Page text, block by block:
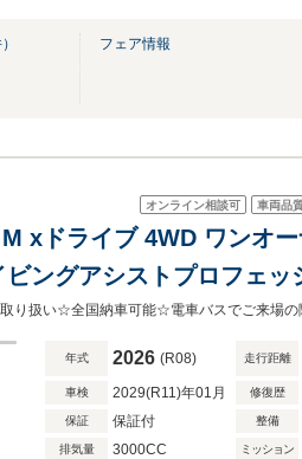
フェア情報
オンライン相談可 車両品
xドライブ 4WD ワンオ
ングアシストプロフェ
ス充電 追従型クルコン
19/20アルミホイール
年式 2026 (R08) 走行距離
車検 2029(R11)年01月 修復歴
保証 保証付 整備
排気量 3000CC ミッション